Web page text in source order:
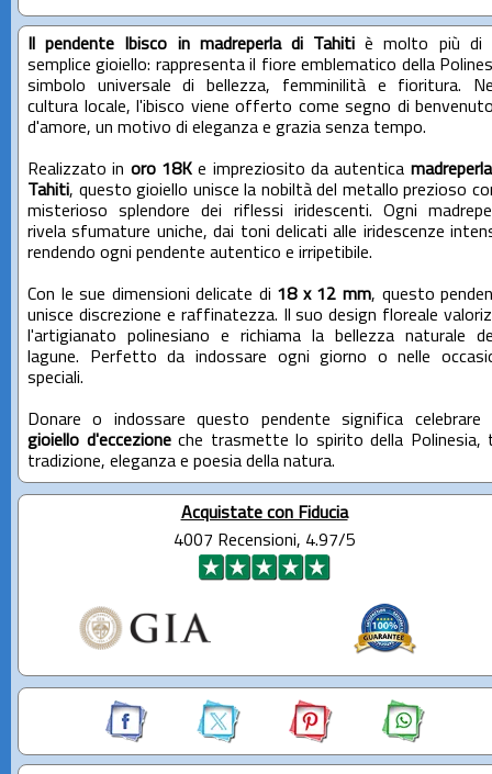
Il pendente Ibisco in madreperla di Tahiti è molto più di
semplice gioiello: rappresenta il fiore emblematico della
simbolo universale di bellezza, femminilità e fioritura.
cultura locale, l'ibisco viene offerto come segno di
d'amore, un motivo di eleganza e grazia senza tempo.
Realizzato in oro 18K e impreziosito da autentica
Tahiti, questo gioiello unisce la nobiltà del metallo prezioso
misterioso splendore dei riflessi iridescenti. Ogni
rivela sfumature uniche, dai toni delicati alle iridescenze
rendendo ogni pendente autentico e irripetibile.
Con le sue dimensioni delicate di 18 x 12 mm, questo
unisce discrezione e raffinatezza. Il suo design floreale
l'artigianato polinesiano e richiama la bellezza naturale
lagune. Perfetto da indossare ogni giorno o nelle
speciali.
Donare o indossare questo pendente significa celebrare
gioiello d'eccezioneche trasmette lo spirito della Polinesia,
tradizione, eleganza e poesia della natura.
Acquistate con Fiducia
4007 Recensioni, 4.97/5